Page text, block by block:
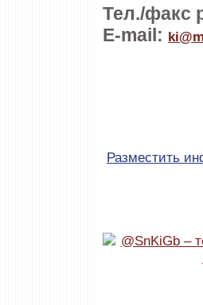
Тел./факс
E-mail:
Разместить